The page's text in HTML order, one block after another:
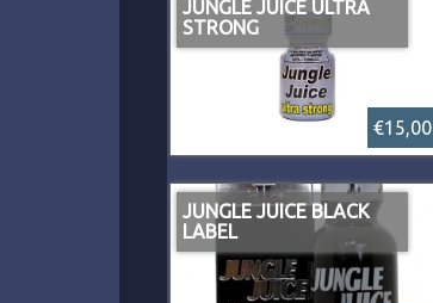
JUNGLE JUICE ULTRA
STRONG
€15,00
JUNGLE JUICE BLACK
LABEL